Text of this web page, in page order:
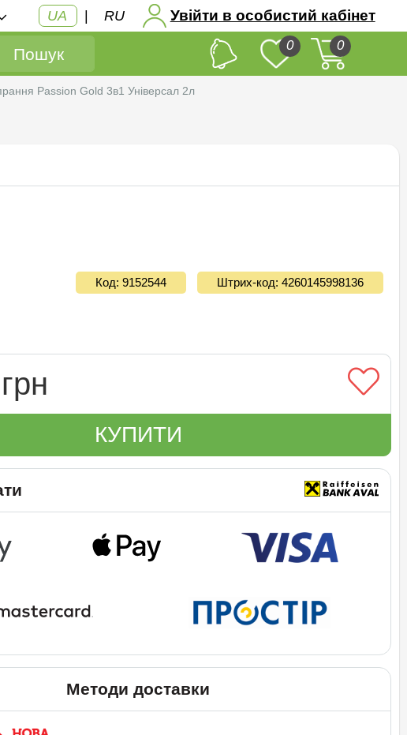
UA | RU Увійти в особистий кабінет
Пошук 0 0
Passion Gold 3в1 Унiверсал 2л
Код: 9152544 Штрих-код: 4260145998136
КУПИТИ
Методи доставки